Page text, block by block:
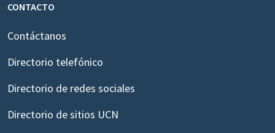
CONTACTO
Contáctanos
Directorio telefónico
Directorio de redes sociales
Directorio de sitios UCN